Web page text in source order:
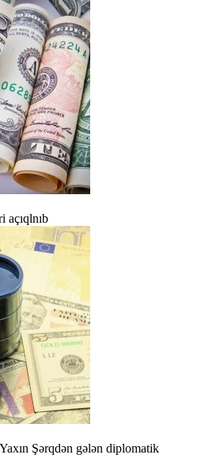
açıqlnıb
Şərqdən gələn diplomatik